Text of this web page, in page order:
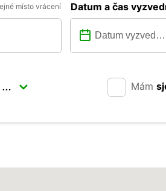
místo vrácení Datum a čas
Mám